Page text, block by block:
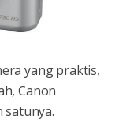
yang praktis,
Canon
satunya.